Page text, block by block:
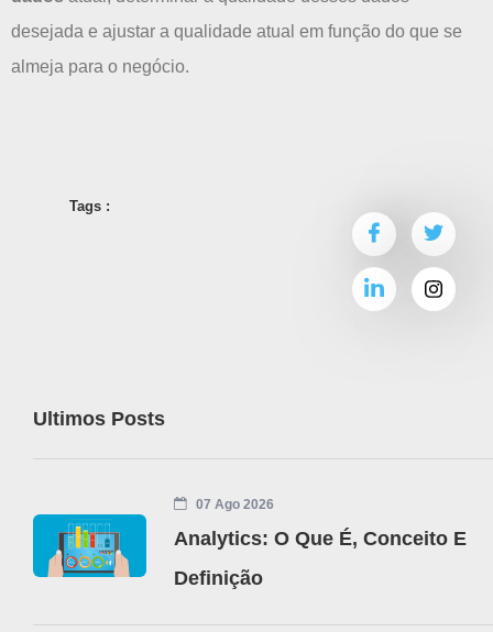
desejada e ajustar a qualidade atual em função do que se
almeja para o negócio.
Tags :
Ultimos Posts
07 Ago 2026
Analytics: O Que É, Conceito E
Definição